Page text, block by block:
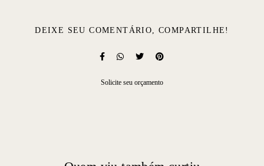
DEIXE SEU COMENTÁRIO, COMPARTILHE!
Solicite seu orçamento